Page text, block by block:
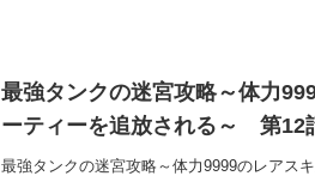
最強タンクの迷宮攻略～体力
ーティーを追放される～ 第12
最強タンクの迷宮攻略～体力9999のレアス